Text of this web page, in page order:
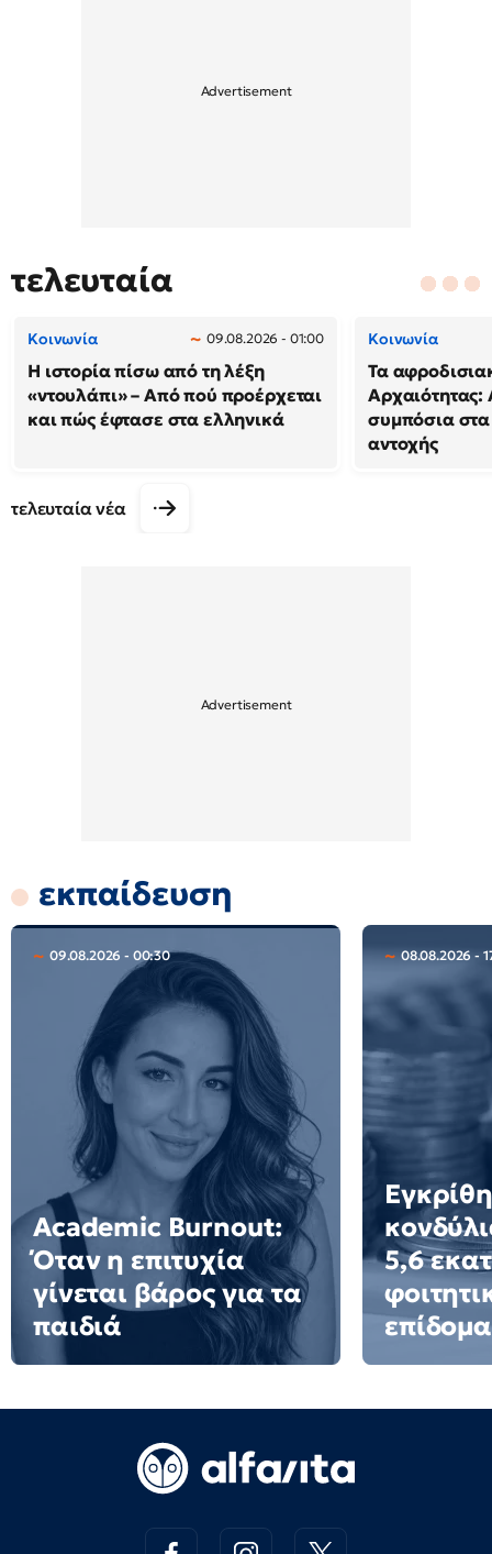
τελευταία
Κοινωνία 09.08.2026 - 01:00
Η ιστορία πίσω από τη λέξη
«ντουλάπι» – Από πού προέρχεται
και πώς έφτασε στα ελληνικά
Κοινωνία
Τα
Αρχαιότητας:
συμπόσια στα
αντοχής
τελευταία νέα
εκπαίδευση
09.08.2026 - 00:30
Academic Burnout:
Όταν η επιτυχία
γίνεται βάρος για τα
παιδιά
08.08.2026 -
5,6